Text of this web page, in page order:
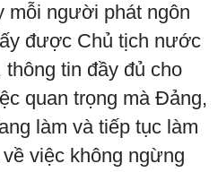
mỗi người phát ngôn
ấy được Chủ tịch nước
tin đầy đủ cho
quan trọng mà Đảng,
làm và tiếp tục làm
việc không ngừng